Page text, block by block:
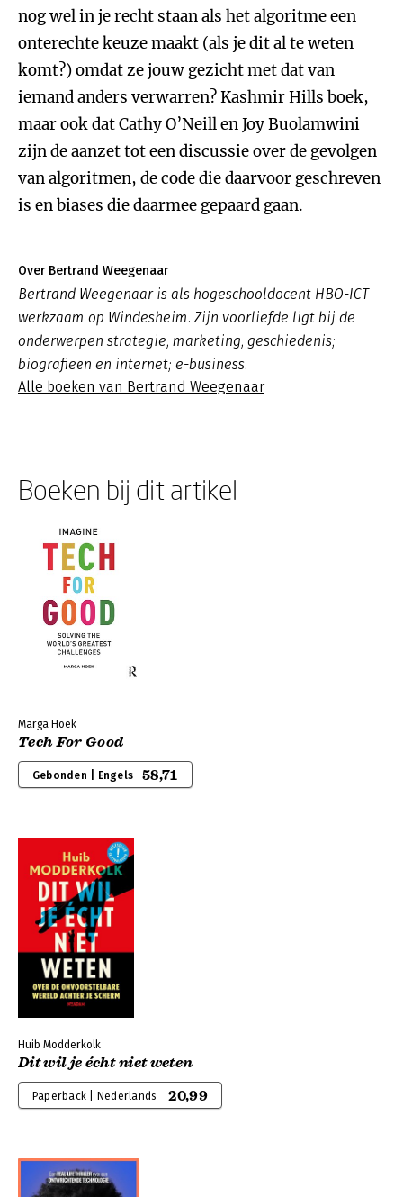
nog wel in je recht staan als het algoritme een
onterechte keuze maakt (als je dit al te weten
komt?) omdat ze jouw gezicht met dat van
iemand anders verwarren? Kashmir Hills boek,
maar ook dat Cathy O’Neill en Joy Buolamwini
zijn de aanzet tot een discussie over de gevolgen
van algoritmen, de code die daarvoor geschreven
is en biases die daarmee gepaard gaan.
Over Bertrand Weegenaar
Bertrand Weegenaar is als hogeschooldocent HBO-ICT
werkzaam op Windesheim. Zijn voorliefde ligt bij de
onderwerpen strategie, marketing, geschiedenis;
biografieën en internet; e-business.
Alle boeken van Bertrand Weegenaar
Boeken bij dit artikel
Marga Hoek
Tech For Good
Gebonden | Engels 58,71
Huib Modderkolk
Dit wil je écht niet weten
Paperback | Nederlands 20,99